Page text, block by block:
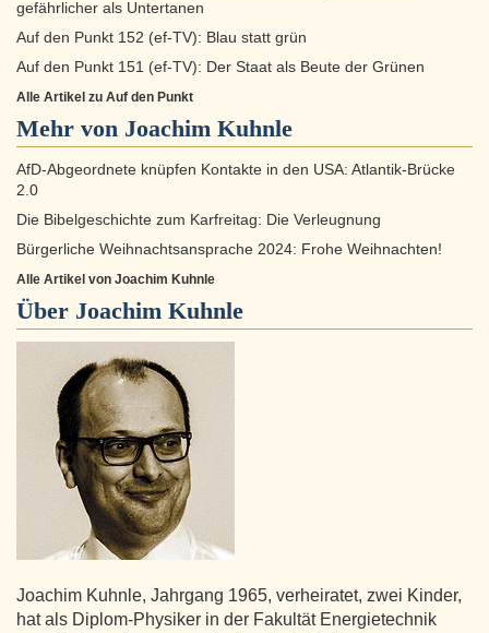
gefährlicher als Untertanen
Auf den Punkt 152 (ef-TV): Blau statt grün
Auf den Punkt 151 (ef-TV): Der Staat als Beute der Grünen
Alle Artikel zu Auf den Punkt
Mehr von Joachim Kuhnle
AfD-Abgeordnete knüpfen Kontakte in den USA: Atlantik-Brücke
2.0
Die Bibelgeschichte zum Karfreitag: Die Verleugnung
Bürgerliche Weihnachtsansprache 2024: Frohe Weihnachten!
Alle Artikel von Joachim Kuhnle
Über Joachim Kuhnle
Joachim Kuhnle, Jahrgang 1965, verheiratet, zwei Kinder,
hat als Diplom-Physiker in der Fakultät Energietechnik